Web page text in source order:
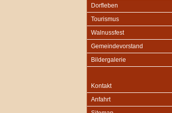
Dorfleben
Tourismus
Walnussfest
Gemeindevorstand
Bildergalerie
Kontakt
Anfahrt